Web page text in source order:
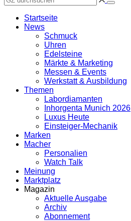
Startseite
News
Schmuck
Uhren
Edelsteine
Märkte & Marketing
Messen & Events
Werkstatt & Ausbildung
Themen
Labordiamanten
Inhorgenta Munich 2026
Luxus Heute
Einsteiger-Mechanik
Marken
Macher
Personalien
Watch Talk
Meinung
Marktplatz
Magazin
Aktuelle Ausgabe
Archiv
Abonnement